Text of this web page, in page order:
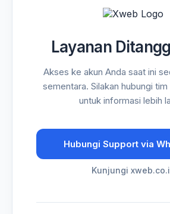
Layanan
Akses ke akun Anda saat ini
sementara. Silakan hubungi
untuk informasi lebih
Hubungi Support via
Kunjungi